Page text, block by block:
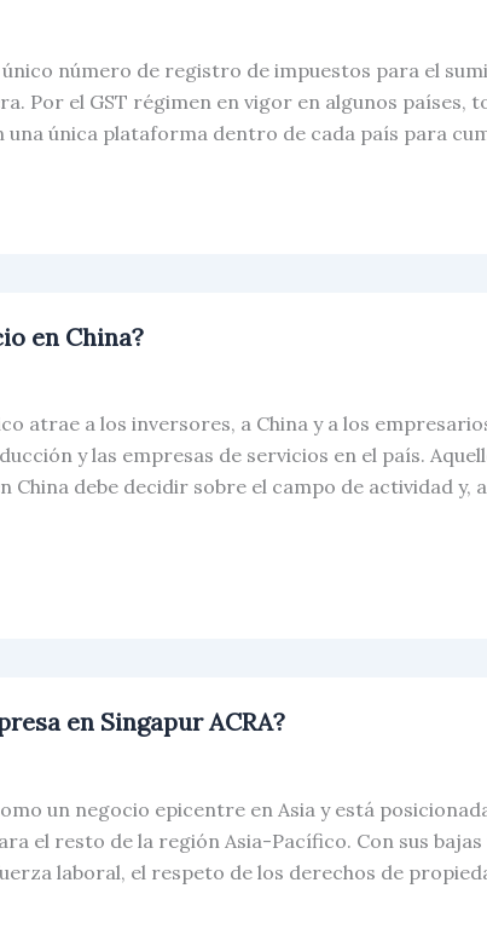
único número de registro de impuestos para el
Por el GST régimen en vigor en algunos países,
una única plataforma dentro de cada país para
en China?
atrae a los inversores, a China y a los
y las empresas de servicios en el país.
China debe decidir sobre el campo de actividad y,
en Singapur ACRA?
un negocio epicentre en Asia y está
el resto de la región Asia-Pacífico. Con sus bajas
laboral, el respeto de los derechos de